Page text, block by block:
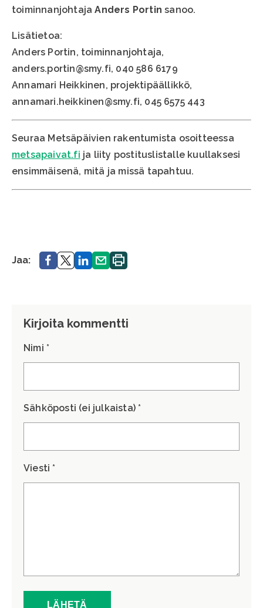
toiminnanjohtajaAnders Portin sanoo.
Lisätietoa:
Anders Portin, toiminnanjohtaja,
anders.portin@smy.fi, 040 586 6179
Annamari Heikkinen, projektipäällikkö,
annamari.heikkinen@smy.fi, 045 6575 443
Seuraa Metsäpäivien rakentumista osoitteessa
metsapaivat.fi ja liity postituslistalle kuullaksesi
ensimmäisenä, mitä ja missä tapahtuu.
Jaa: Jaa. Jaa.Jaa. Jaa. Tulosta
sivu.
Kirjoita kommentti
Nimi *
Sähköposti (ei julkaista) *
Viesti *